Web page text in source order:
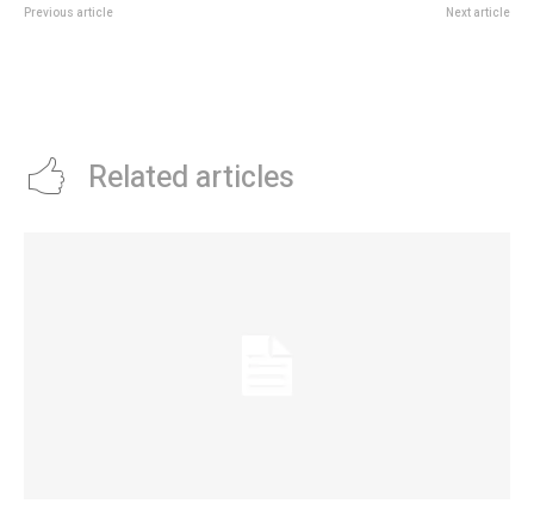
Previous article Next article
Related articles